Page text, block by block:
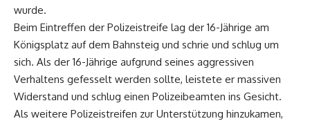
wurde.
Beim Eintreffen der Polizeistreife lag der 16-Jährige am
Königsplatz auf dem Bahnsteig und schrie und schlug um
sich. Als der 16-Jährige aufgrund seines aggressiven
Verhaltens gefesselt werden sollte, leistete er massiven
Widerstand und schlug einen Polizeibeamten ins Gesicht.
Als weitere Polizeistreifen zur Unterstützung hinzukamen,